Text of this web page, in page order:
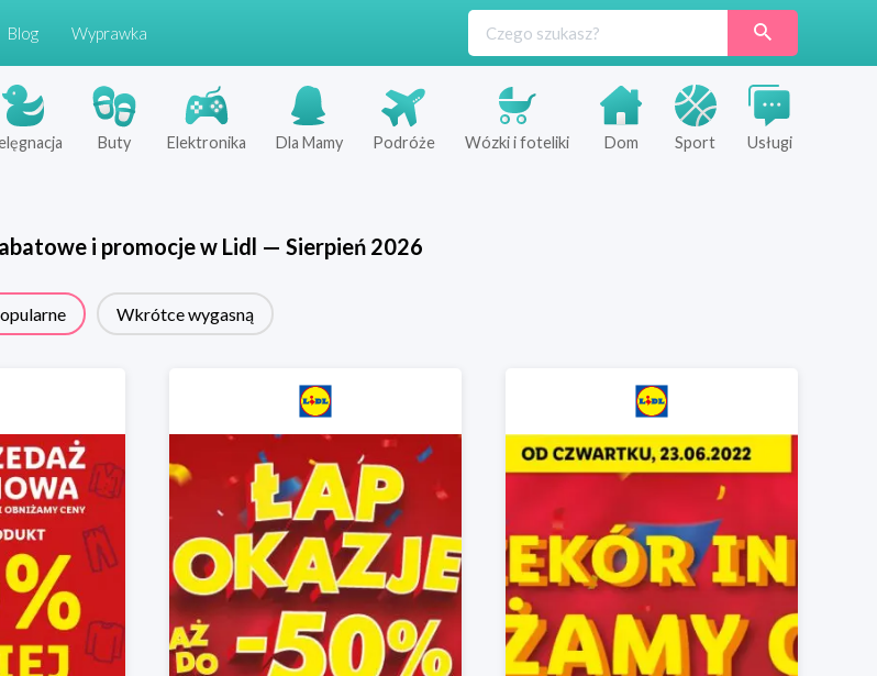
Blog Wyprawka
Buty Elektronika Dla Mamy Podróże Wózki i foteliki Dom Sport Usługi
i promocje w Lidl — Sierpień 2026
Wkrótce wygasną